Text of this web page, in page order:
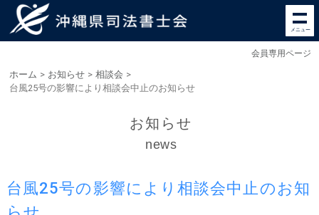
メニュー
会員専用ページ
ホーム > お知らせ > 相談会 >
台風25号の影響により相談会中止のお知らせ
お知らせ
news
台風25号の影響により相談会中止のお知